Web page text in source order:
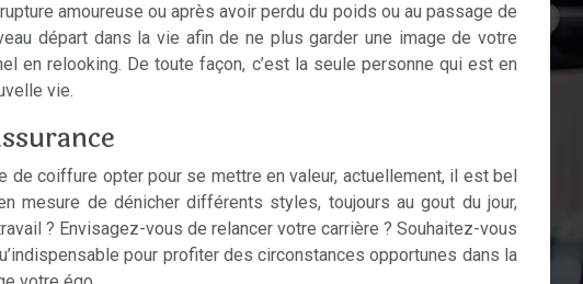
amoureuse ou après avoir perdu du poids ou au passage de
départ dans la vie afin de ne plus garder une image de votre
en relooking. De toute façon, c’est la seule personne qui est en
vie.
coiffure opter pour se mettre en valeur, actuellement, il est bel
mesure de dénicher différents styles, toujours au gout du jour,
? Envisagez-vous de relancer votre carrière ? Souhaitez-vous
pour profiter des circonstances opportunes dans la